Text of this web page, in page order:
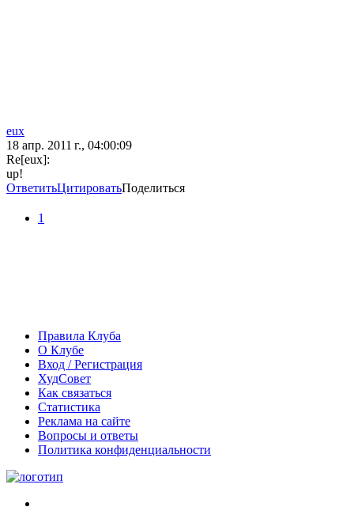
eux
18 апр. 2011 г., 04:00:09
Re[eux]:
up!
ОтветитьЦитироватьПоделиться
1
Правила Клуба
О Клубе
Вход / Регистрация
ХудСовет
Как связаться
Статистика
Реклама на сайте
Вопросы и ответы
Политика конфиденциальности